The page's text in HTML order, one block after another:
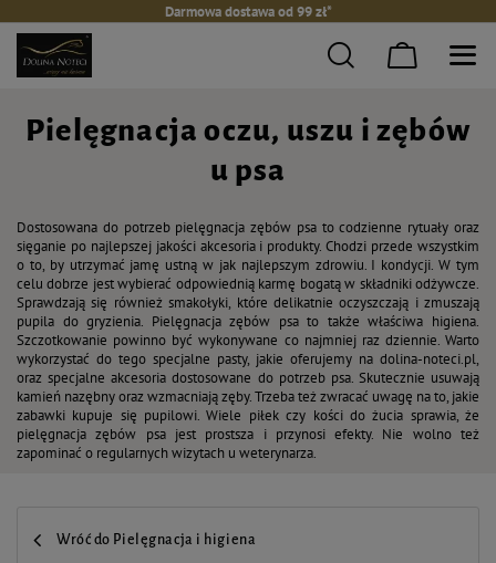
Darmowa dostawa od 99 zł*
Pielęgnacja oczu, uszu i zębów
u psa
Dostosowana do potrzeb pielęgnacja zębów psa to codzienne rytuały oraz
sięganie po najlepszej jakości akcesoria i produkty. Chodzi przede wszystkim
o to, by utrzymać jamę ustną w jak najlepszym zdrowiu. I kondycji. W tym
celu dobrze jest wybierać odpowiednią karmę bogatą w składniki odżywcze.
Sprawdzają się również smakołyki, które delikatnie oczyszczają i zmuszają
pupila do gryzienia. Pielęgnacja zębów psa to także właściwa higiena.
Szczotkowanie powinno być wykonywane co najmniej raz dziennie. Warto
wykorzystać do tego specjalne pasty, jakie oferujemy na dolina-noteci.pl,
oraz specjalne akcesoria dostosowane do potrzeb psa. Skutecznie usuwają
kamień nazębny oraz wzmacniają zęby. Trzeba też zwracać uwagę na to, jakie
zabawki kupuje się pupilowi. Wiele piłek czy kości do żucia sprawia, że
pielęgnacja zębów psa jest prostsza i przynosi efekty. Nie wolno też
zapominać o regularnych wizytach u weterynarza.
Wróć do Pielęgnacja i higiena